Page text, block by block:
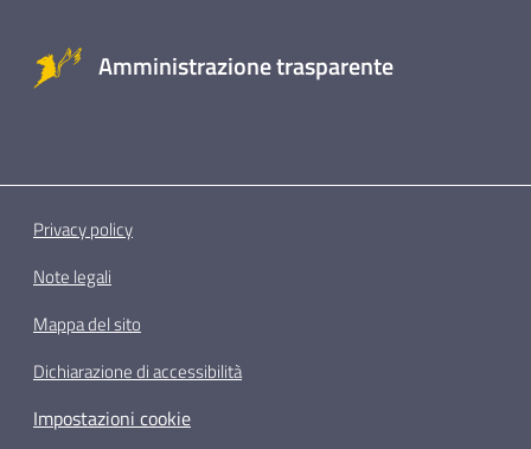
Amministrazione trasparente
Privacy policy
Note legali
Mappa del sito
Dichiarazione di accessibilità
Impostazioni cookie